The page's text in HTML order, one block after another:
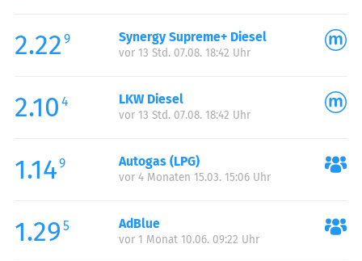
2.22 9 Synergy Supreme+ Diesel
vor 13 Std. 07.08. 18:42 Uhr
2.10 4 LKW Diesel
vor 13 Std. 07.08. 18:42 Uhr
1.149 Autogas (LPG)
vor 4 Monaten 15.03. 15:06 Uhr
1.29 5 AdBlue
vor 1 Monat 10.06. 09:22 Uhr